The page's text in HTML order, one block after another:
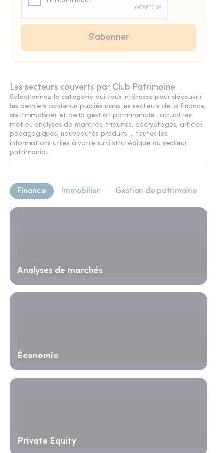
Les secteurs couverts par Club Patrimoine
Sélectionnez la catégorie qui vous intéresse pour découvrir
les derniers contenus publiés dans les secteurs de la finance,
de l'immobilier et de la gestion patrimoniale : actualités
métier, analyses de marchés, tribunes, décryptages, articles
pédagogiques, nouveautés produits ... toutes les
informations utiles à votre suivi stratégique du secteur
patrimonial.
Finance Immobilier Gestion de patrimoine
Analyses de marchés
Économie
Private Equity